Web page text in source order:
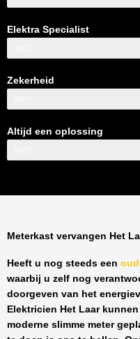
Elektra Specialist
Zekerheid
Altijd een oplossing
Meterkast vervangen Het
Heeft u nog steeds een
waarbij u zelf nog
doorgeven van het
Elektricien Het Laarkunnen
moderne slimme meter